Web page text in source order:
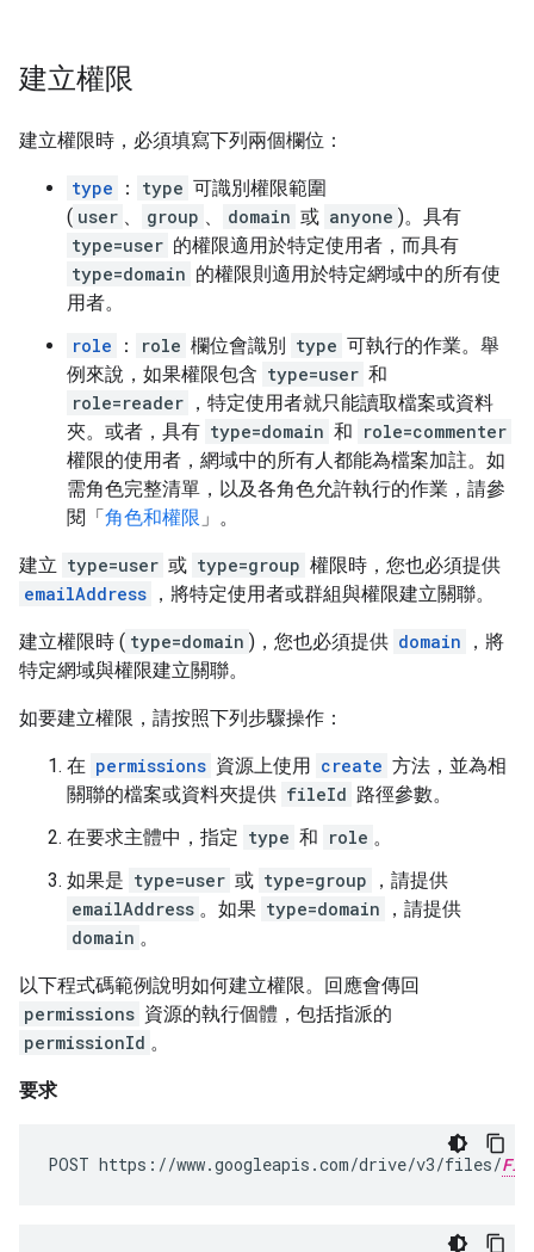
建立權限
建立權限時，必須填寫下列兩個欄位：
type ： type 可識別權限範圍
( user 、 group 、 domain 或 anyone )。具有
type=user 的權限適用於特定使用者，而具有
type=domain 的權限則適用於特定網域中的所有使
用者。
role
： role 欄位會識別 type 可執行的作業。舉
例來說，如果權限包含 type=user 和
role=reader ，特定使用者就只能讀取檔案或資料
夾。或者，具有 type=domain 和 role=commenter
權限的使用者，網域中的所有人都能為檔案加註。如
需角色完整清單，以及各角色允許執行的作業，請參
閱「角色和權限 」。
建立 type=user 或 type=group 權限時，您也必須提供
emailAddress ，將特定使用者或群組與權限建立關聯。
建立權限時 ( type=domain )，您也必須提供 domain
，將
特定網域與權限建立關聯。
如要建立權限，請按照下列步驟操作：
在 permissions 資源上使用 create 方法，並為相
關聯的檔案或資料夾提供 fileId 路徑參數。
在要求主體中，指定 type 和 role 。
如果是 type=user 或 type=group
，請提供
emailAddress 。如果 type=domain
，請提供
domain 。
以下程式碼範例說明如何建立權限。回應會傳回
permissions 資源的執行個體，包括指派的
permissionId 。
要求
POST https://www.googleapis.com/drive/v3/files/